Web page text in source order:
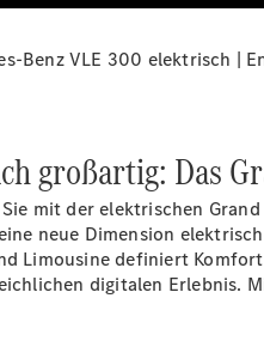
Benz VLE 300 elektrisch |
großartig: Das
mit der elektrischen
neue Dimension
Limousine definiert
digitalen Erlebnis.